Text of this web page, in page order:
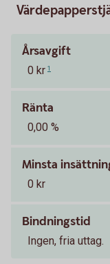
Årsavgift
0 kr 1
Ränta
0,00 %
Minsta
0 kr
Bindningstid
Ingen, fria uttag.